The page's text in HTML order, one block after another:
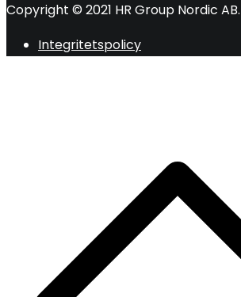
Copyright © 2021 HR Group Nordic AB.
Integritetspolicy